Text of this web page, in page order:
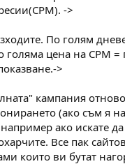
->
По голям
цена на CPM =
>
кампания
(ако съм я
ако искате да
Все пак
които ви бутат